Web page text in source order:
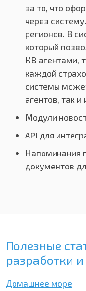
за то, что
через
регионов. В
который
КВ агентами,
каждой
системы
агентов, так
Модули
API для
Напоминания
документов
Полезные
разработки
Домашнее море